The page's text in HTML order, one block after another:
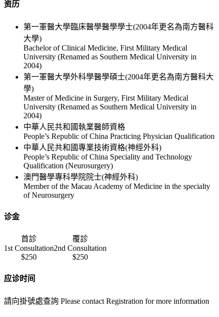
资历
第一軍醫大學臨床醫學醫學學士(2004年更名為南方醫科
大學)
Bachelor of Clinical Medicine, First Military Medical
University (Renamed as Southern Medical University in
2004)
第一軍醫大學外科學醫學碩士(2004年更名為南方醫科大
學)
Master of Medicine in Surgery, First Military Medical
University (Renamed as Southern Medical University in
2004)
中華人民共和國執業醫師資格
People’s Republic of China Practicing Physician Qualification
中華人民共和國專業技術資格(神經外科)
People’s Republic of China Speciality and Technology
Qualification (Neurosurgery)
澳門醫學專科學院院士(神經外科)
Member of the Macau Academy of Medicine in the specialty
of Neurosurgery
诊金
首診
1st Consultation
覆診
2nd Consultation
$250
$250
应诊时间
請向掛號處查詢 Please contact Registration for more information